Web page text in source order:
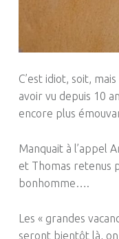
C’est idiot, soit,
avoir vu depuis 10
encore plus
Manquait à l’appel
et Thomas retenus
bonhomme….
Les « grandes
seront bientôt là,